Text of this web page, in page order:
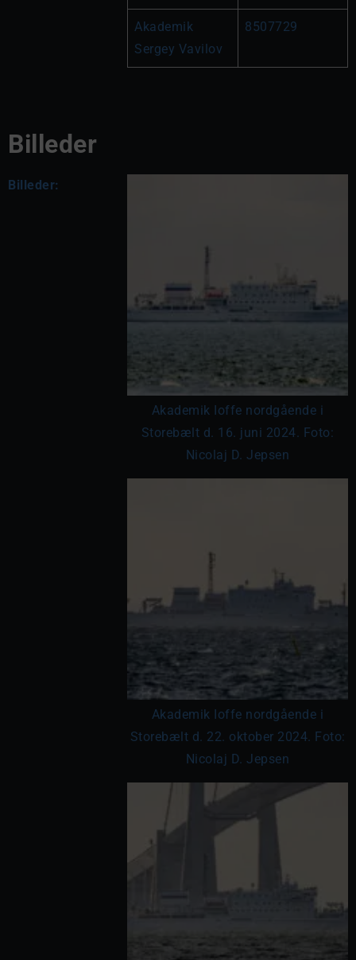
Akademik
Sergey Vavilov
8507729
Billeder
Billeder:
Akademik Ioffe nordgående i
Storebælt d. 16. juni 2024. Foto:
Nicolaj D. Jepsen
Akademik Ioffe nordgående i
Storebælt d. 22. oktober 2024. Foto:
Nicolaj D. Jepsen